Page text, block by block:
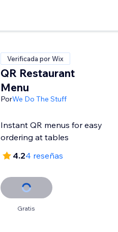
Verificada por Wix
QR Restaurant
Menu
PorWe Do The Stuff
Instant QR menus for easy
ordering at tables
4.24 reseñas
Gratis